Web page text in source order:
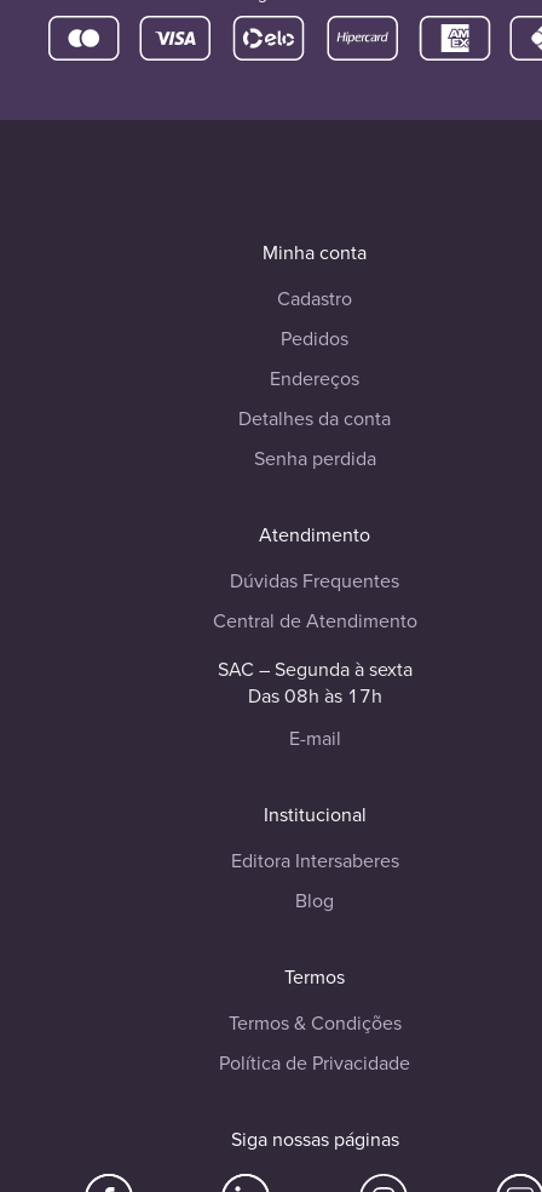
Minha conta
Cadastro
Pedidos
Endereços
Detalhes da conta
Senha perdida
Atendimento
Dúvidas Frequentes
Central de Atendimento
SAC – Segunda à sexta
Das 08h às 17h
E-mail
Institucional
Editora Intersaberes
Blog
Termos
Termos & Condições
Política de Privacidade
Siga nossas páginas